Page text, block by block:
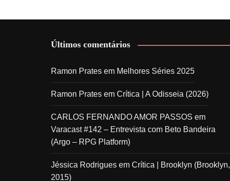
Últimos comentários
Ramon Prates em Melhores Séries 2025
Ramon Prates em Crítica | A Odisseia (2026)
CARLOS FERNANDO AMOR PASSOS em
Varacast #142 – Entrevista com Beto Bandeira
(Argo – RPG Platform)
Jéssica Rodrigues em Crítica | Brooklyn (Brooklyn,
2015)